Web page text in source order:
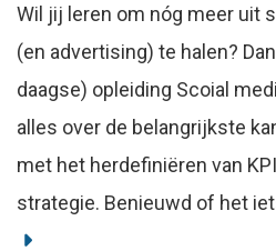
Wil jij leren om nóg meer uit
(en advertising) te halen?
daagse) opleiding Scoial
alles over de belangrijkste
met het herdefiniëren van
strategie. Benieuwd of het